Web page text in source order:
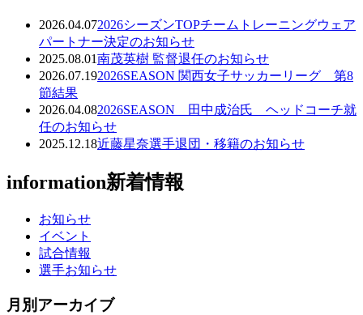
2026.04.072026シーズンTOPチームトレーニングウェア
パートナー決定のお知らせ
2025.08.01南茂英樹 監督退任のお知らせ
2026.07.192026SEASON 関西女子サッカーリーグ 第8
節結果
2026.04.082026SEASON 田中成治氏 ヘッドコーチ就
任のお知らせ
2025.12.18近藤星奈選手退団・移籍のお知らせ
information新着情報
お知らせ
イベント
試合情報
選手お知らせ
月別アーカイブ